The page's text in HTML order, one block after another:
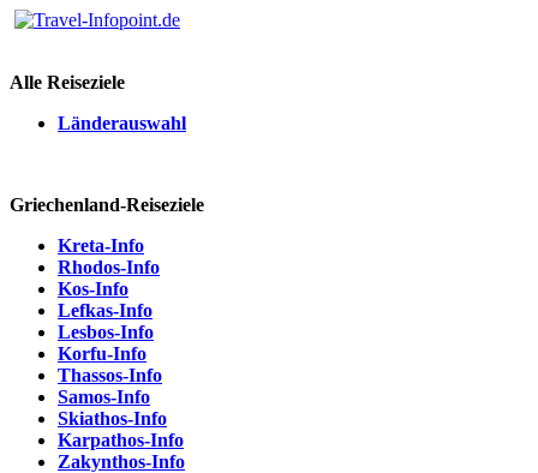
Alle Reiseziele
Länderauswahl
Griechenland-Reiseziele
Kreta-Info
Rhodos-Info
Kos-Info
Lefkas-Info
Lesbos-Info
Korfu-Info
Thassos-Info
Samos-Info
Skiathos-Info
Karpathos-Info
Zakynthos-Info